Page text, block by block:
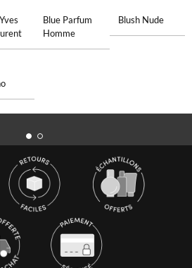
Blue Parfum
Homme
Blush Nude